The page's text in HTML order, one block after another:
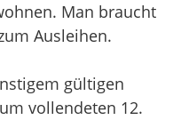
Man braucht
Ausleihen.
gültigen
vollendeten 12.